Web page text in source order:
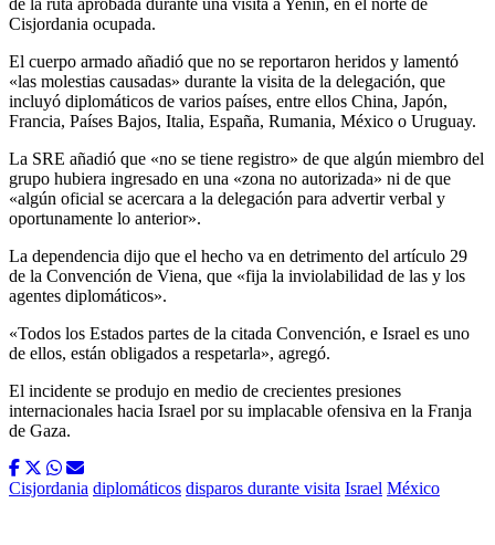
de la ruta aprobada durante una visita a Yenín, en el norte de
Cisjordania ocupada.
El cuerpo armado añadió que no se reportaron heridos y lamentó
«las molestias causadas» durante la visita de la delegación, que
incluyó diplomáticos de varios países, entre ellos China, Japón,
Francia, Países Bajos, Italia, España, Rumania, México o Uruguay.
La SRE añadió que «no se tiene registro» de que algún miembro del
grupo hubiera ingresado en una «zona no autorizada» ni de que
«algún oficial se acercara a la delegación para advertir verbal y
oportunamente lo anterior».
La dependencia dijo que el hecho va en detrimento del artículo 29
de la Convención de Viena, que «fija la inviolabilidad de las y los
agentes diplomáticos».
«Todos los Estados partes de la citada Convención, e Israel es uno
de ellos, están obligados a respetarla», agregó.
El incidente se produjo en medio de crecientes presiones
internacionales hacia Israel por su implacable ofensiva en la Franja
de Gaza.
Cisjordania diplomáticos disparos durante visita Israel México